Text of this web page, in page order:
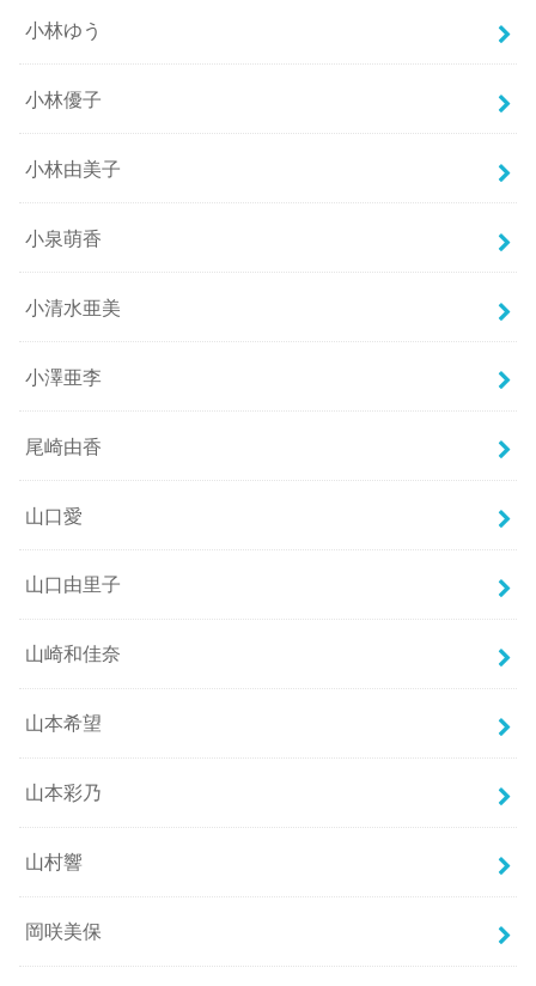
小林ゆう
小林優子
小林由美子
小泉萌香
小清水亜美
小澤亜李
尾崎由香
山口愛
山口由里子
山崎和佳奈
山本希望
山本彩乃
山村響
岡咲美保